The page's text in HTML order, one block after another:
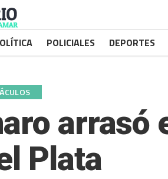
POLICIALES DEPORTES
arrasó
Plata